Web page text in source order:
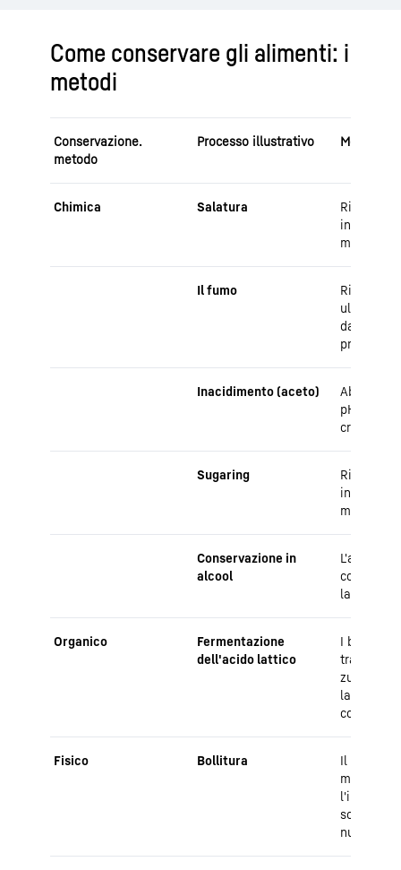
Come conservare gli alimenti: i
metodi
Conservazione.
metodo
Processo illustrativo Modalità
Chimica Salatura
Rimuove
inibisce
Il fumo
Rimuove
ulteriore
da parte
presenti
Inacidimento (aceto)
Abbassa
pH,
crescita
Sugaring
Rimuove
inibisce i
Conservazione in
alcool
L'alcol
la
Organico
Fermentazione
dell'acido lattico
I batteri
zucchero
lattico,
come
Fisico Bollitura
Il calore
nuove